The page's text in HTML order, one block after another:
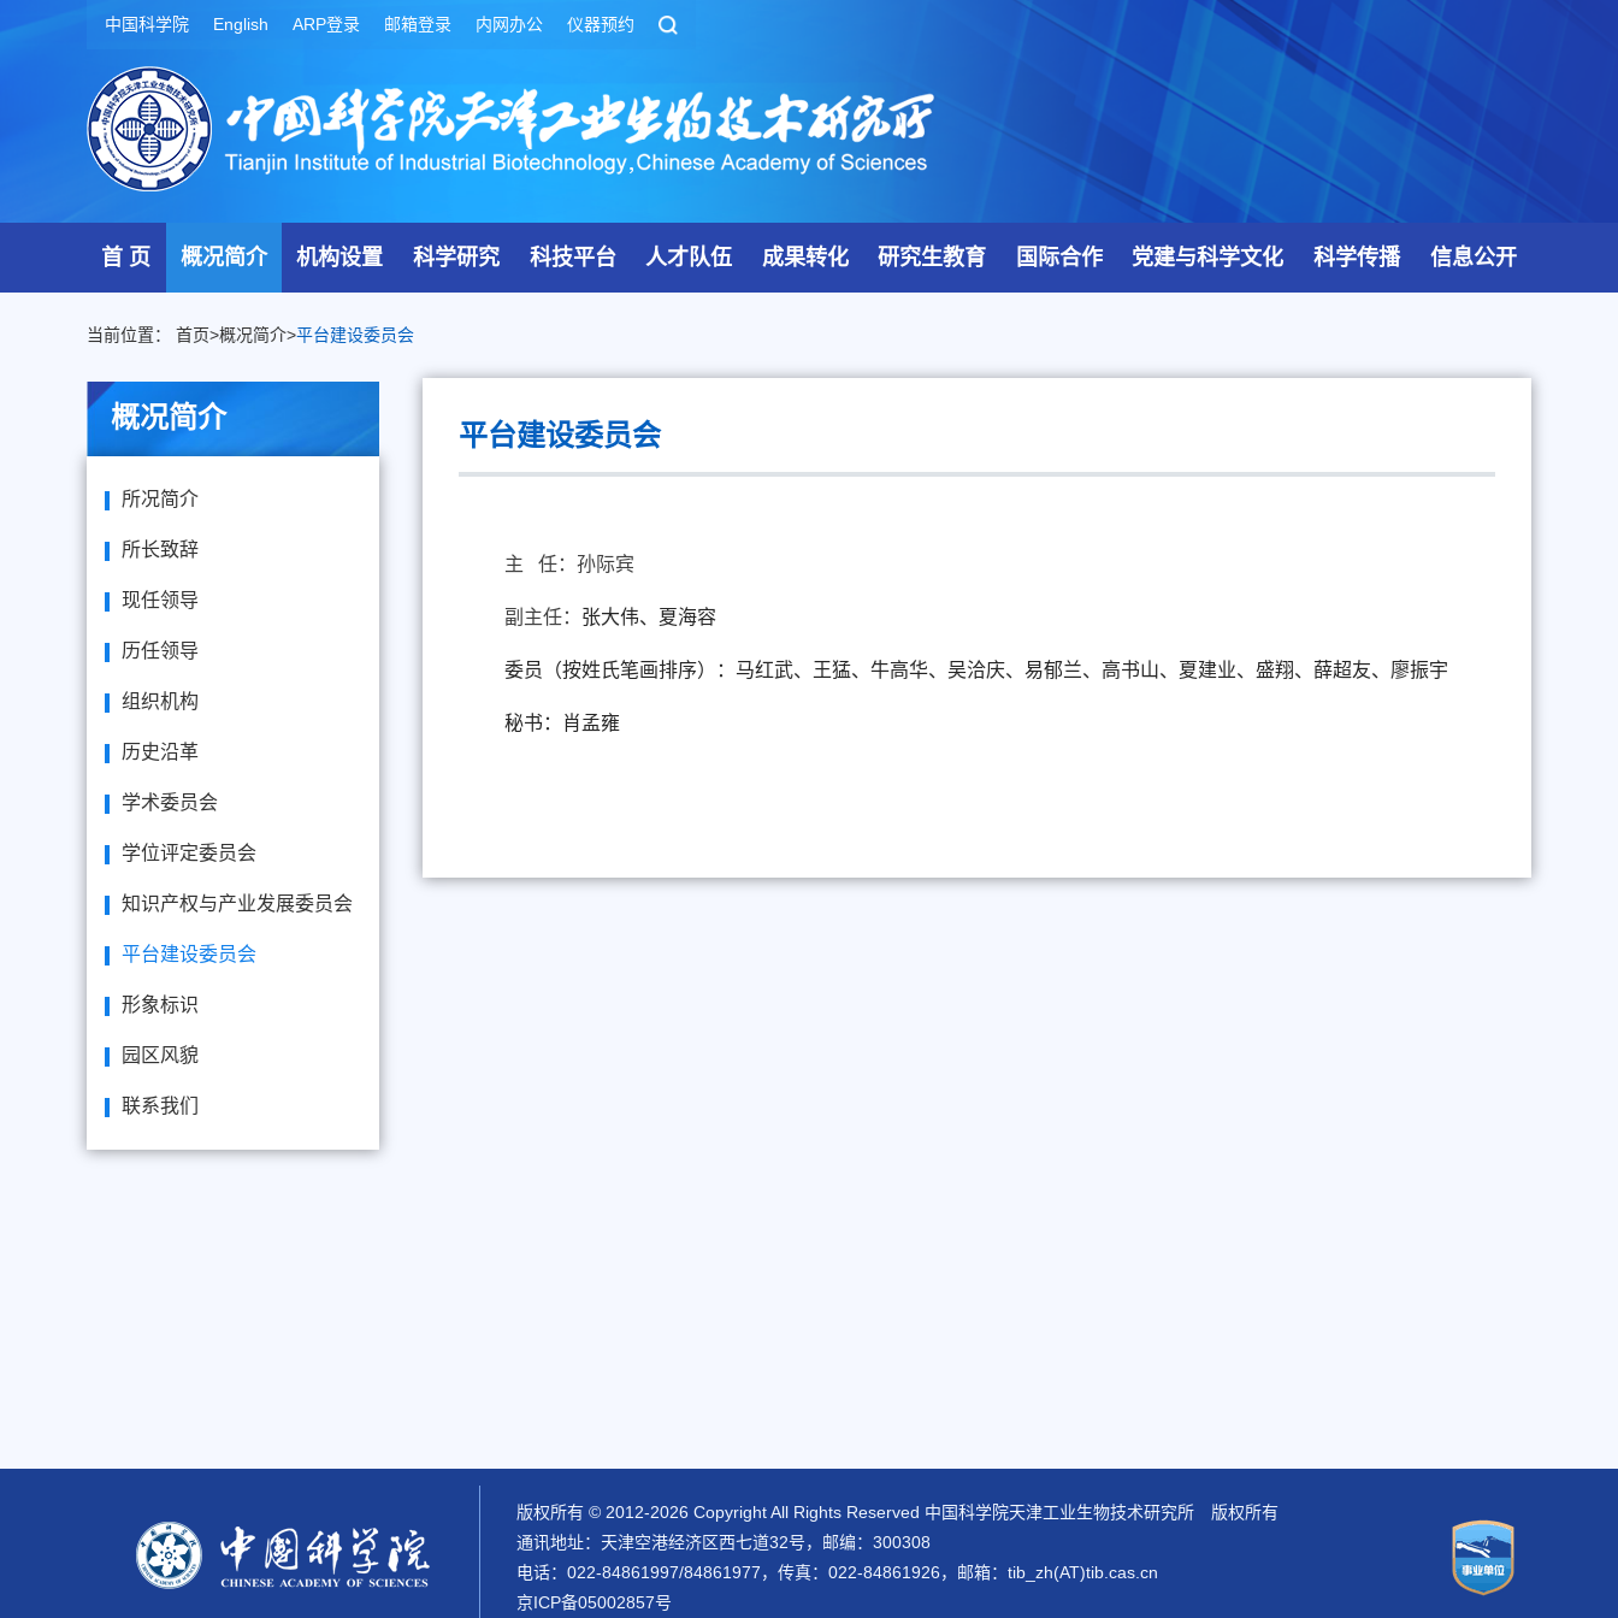
中国科学院 English ARP登录 邮箱登录 内网办公 仪器预约
首 页 概况简介 机构设置 科学研究 科技平台 人才队伍 成果转化 研究生教育 国际合作 党建与科学文化 科学传播 信息公开
当前位置： 首页>概况简介>平台建设委员会
概况简介
所况简介
所长致辞
现任领导
历任领导
组织机构
历史沿革
学术委员会
学位评定委员会
知识产权与产业发展委员会
平台建设委员会
形象标识
园区风貌
联系我们
平台建设委员会
主 任：孙际宾
副主任： 张大伟、夏海容
委员（按姓氏笔画排序） ：马红武、王猛、牛高华、吴洽庆、易郁兰、高书山、夏建业、盛翔、薛超友、廖振宇
秘书：肖孟雍
版权所有 © 2012-2026 Copyright All Rights Reserved 中国科学院天津工业生物技术研究所 版权所有
通讯地址：天津空港经济区西七道32号，邮编：300308
电话：022-84861997/84861977，传真：022-84861926，邮箱：tib_zh(AT)tib.cas.cn
京ICP备05002857号